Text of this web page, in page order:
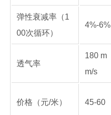
弹性衰减率（1
00次循环）
4%-6%
透气率
180 m
m/s
价格（元/米） 45-60